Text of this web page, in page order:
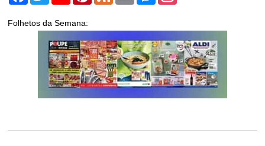
Folhetos da Semana: